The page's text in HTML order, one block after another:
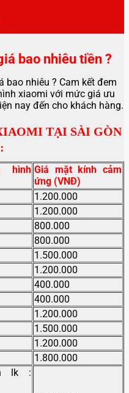
bao nhiêu tiền ?
bao nhiêu ? Cam kết đem
xiaomi với mức giá ưu
nay đến cho khách hàng.
TẠI SÀI GÒN
hình Giá mặt kính cảm
ứng (VNĐ)
1.200.000
1.200.000
800.000
800.000
1.500.000
1.200.000
400.000
400.000
1.200.000
1.500.000
1.200.000
1.800.000
lk :